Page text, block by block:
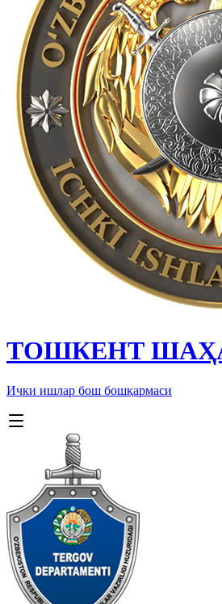
ТОШКЕНТ
Ички ишлар бош бошқармаси